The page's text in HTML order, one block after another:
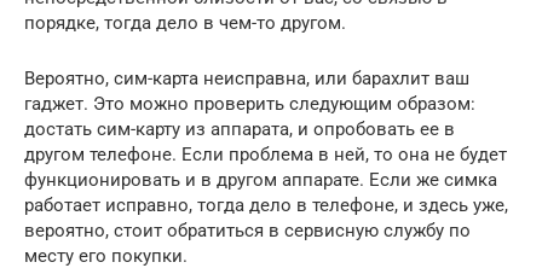
порядке, тогда дело в чем-то другом.
Вероятно, сим-карта неисправна, или барахлит ваш
гаджет. Это можно проверить следующим образом:
достать сим-карту из аппарата, и опробовать ее в
другом телефоне. Если проблема в ней, то она не будет
функционировать и в другом аппарате. Если же симка
работает исправно, тогда дело в телефоне, и здесь уже,
вероятно, стоит обратиться в сервисную службу по
месту его покупки.